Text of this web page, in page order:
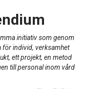
initiativ som genom
för individ, verksamhet
ett projekt, en metod
till personal inom vård